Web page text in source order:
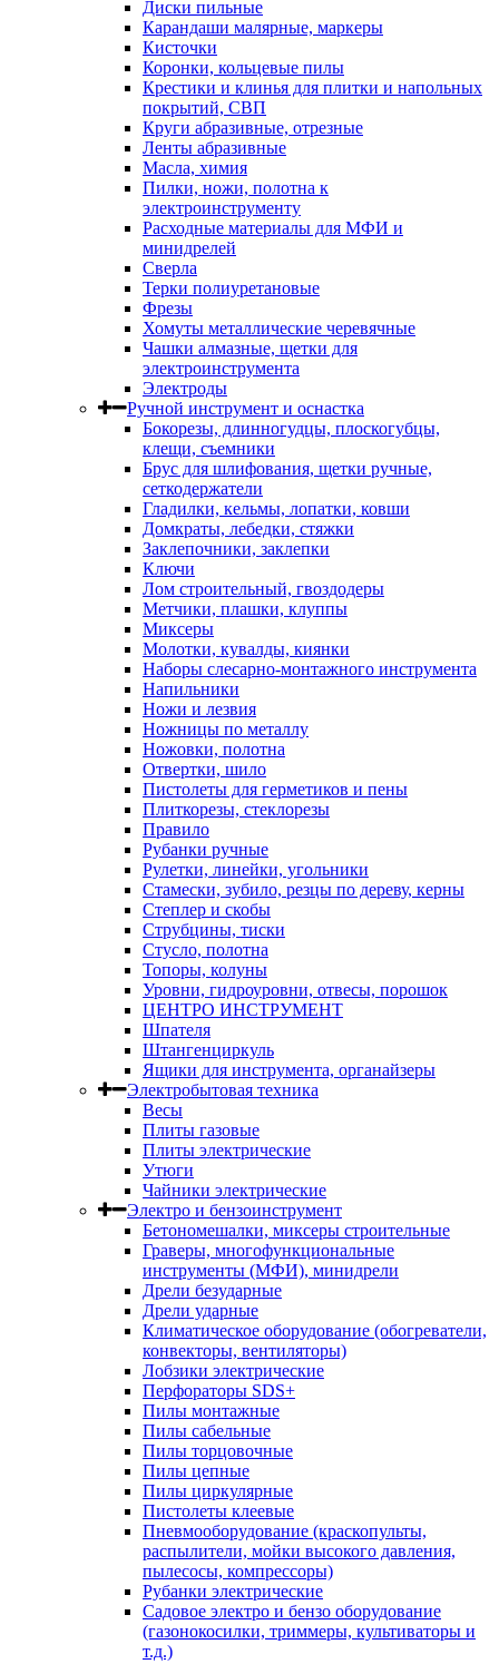
Диски пильные
Карандаши малярные, маркеры
Кисточки
Коронки, кольцевые пилы
Крестики и клинья для плитки и напольных
покрытий, СВП
Круги абразивные, отрезные
Ленты абразивные
Масла, химия
Пилки, ножи, полотна к
электроинструменту
Расходные материалы для МФИ и
минидрелей
Сверла
Терки полиуретановые
Фрезы
Хомуты металлические черевячные
Чашки алмазные, щетки для
электроинструмента
Электроды
Ручной инструмент и оснастка
Бокорезы, длинногудцы, плоскогубцы,
клещи, съемники
Брус для шлифования, щетки ручные,
сеткодержатели
Гладилки, кельмы, лопатки, ковши
Домкраты, лебедки, стяжки
Заклепочники, заклепки
Ключи
Лом строительный, гвоздодеры
Метчики, плашки, клуппы
Миксеры
Молотки, кувалды, киянки
Наборы слесарно-монтажного инструмента
Напильники
Ножи и лезвия
Ножницы по металлу
Ножовки, полотна
Отвертки, шило
Пистолеты для герметиков и пены
Плиткорезы, стеклорезы
Правило
Рубанки ручные
Рулетки, линейки, угольники
Стамески, зубило, резцы по дереву, керны
Степлер и скобы
Струбцины, тиски
Стусло, полотна
Топоры, колуны
Уровни, гидроуровни, отвесы, порошок
ЦЕНТРО ИНСТРУМЕНТ
Шпателя
Штангенциркуль
Ящики для инструмента, органайзеры
Электробытовая техника
Весы
Плиты газовые
Плиты электрические
Утюги
Чайники электрические
Электро и бензоинструмент
Бетономешалки, миксеры строительные
Граверы, многофункциональные
инструменты (МФИ), минидрели
Дрели безударные
Дрели ударные
Климатическое оборудование (обогреватели,
конвекторы, вентиляторы)
Лобзики электрические
Перфораторы SDS+
Пилы монтажные
Пилы сабельные
Пилы торцовочные
Пилы цепные
Пилы циркулярные
Пистолеты клеевые
Пневмооборудование (краскопульты,
распылители, мойки высокого давления,
пылесосы, компрессоры)
Рубанки электрические
Садовое электро и бензо оборудование
(газонокосилки, триммеры, культиваторы и
т.д.)